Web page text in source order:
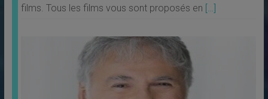
films. Tous les films vous sont proposés en […]